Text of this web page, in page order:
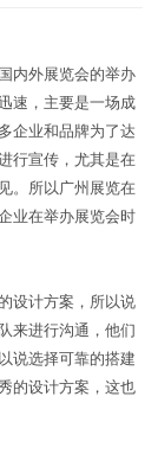
内外展览会的举办
速，主要是一场成
企业和品牌为了达
行宣传，尤其是在
。所以广州展览在
业在举办展览会时
设计方案，所以说
来进行沟通，他们
说选择可靠的搭建
的设计方案，这也